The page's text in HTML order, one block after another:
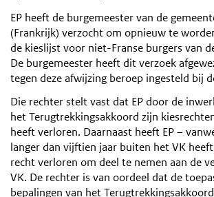
EP heeft de burgemeester van de
(Frankrijk) verzocht om opnieuw te
de kieslijst voor niet-Franse burgers van
De burgemeester heeft dit verzoek
tegen deze afwijzing beroep ingesteld bij
Die rechter stelt vast dat EP door de
het Terugtrekkingsakkoord zijn
heeft verloren. Daarnaast heeft EP –
langer dan vijftien jaar buiten het VK
recht verloren om deel te nemen aan de
VK. De rechter is van oordeel dat de
bepalingen van het